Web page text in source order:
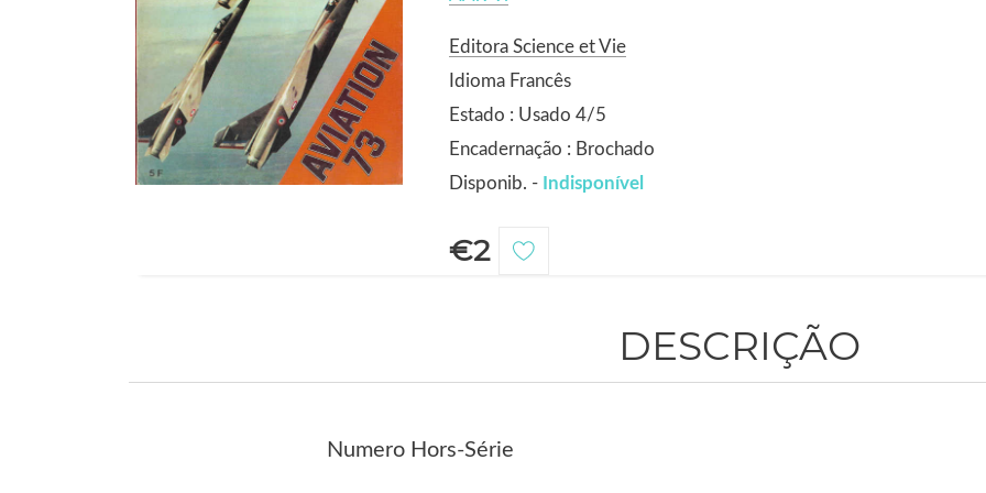
Editora Science et Vie
Idioma Francês
Estado : Usado 4/5
Encadernação : Brochado
Disponib. - Indisponível
€2
DESCRIÇÃO
Numero Hors-Série